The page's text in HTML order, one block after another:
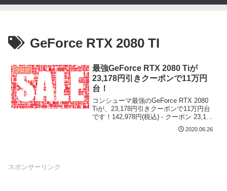
GeForce RTX 2080 TI
ブログ
最強GeForce RTX 2080 Tiが
23,178円引きクーポンで11万円
台！
コンシューマ最強のGeForce RTX 2080
Tiが、23,178円引きクーポンで11万円台
です！142,978円(税込) - クーポン 23,178
2020.06.26
スポンサーリンク